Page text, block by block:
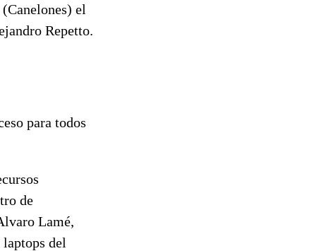
el
Repetto.
para todos
de
Lamé,
laptops del